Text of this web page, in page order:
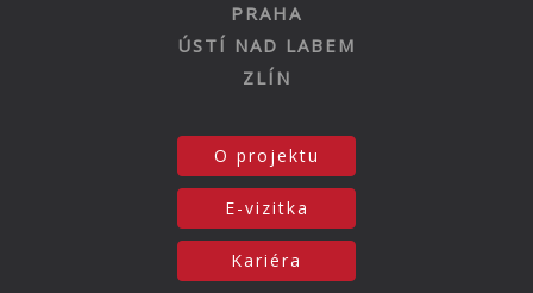
PRAHA
ÚSTÍ NAD LABEM
ZLÍN
O projektu
E-vizitka
Kariéra